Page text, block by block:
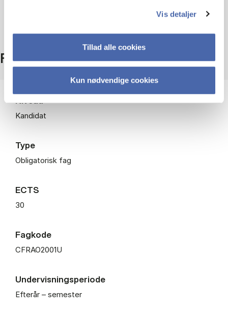
Vis detaljer
Tillad alle cookies
Kun nødvendige cookies
Fakta
Niveau
Kandidat
Type
Obligatorisk fag
ECTS
30
Fagkode
CFRAO2001U
Undervisningsperiode
Efterår – semester